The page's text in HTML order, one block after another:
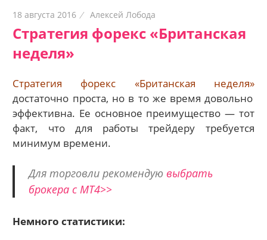
18 августа 2016 Алексей Лобода
Стратегия форекс «Британская
неделя»
Стратегия форекс «Британская неделя»
достаточно проста, но в то же время довольно
эффективна. Ее основное преимущество — тот
факт, что для работы трейдеру требуется
минимум времени.
Для торговли рекомендую выбрать
брокера с МТ4>>
Немного статистики: